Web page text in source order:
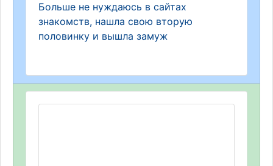
Больше не нуждаюсь в сайтах
знакомств, нашла свою вторую
половинку и вышла замуж